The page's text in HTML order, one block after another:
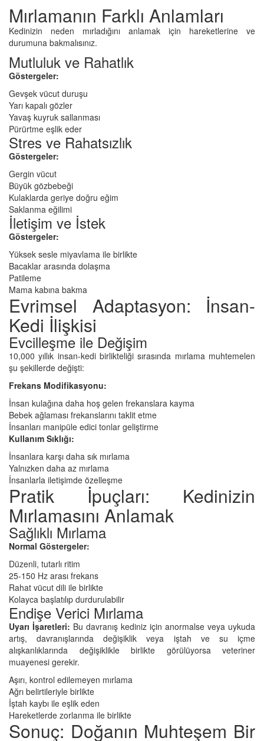
Mırlamanın Farklı Anlamları
Kedinizin neden mırladığını anlamak için hareketlerine ve
durumuna bakmalısınız.
Mutluluk ve Rahatlık
Göstergeler:
Gevşek vücut duruşu
Yarı kapalı gözler
Yavaş kuyruk sallanması
Pürürtme eşlik eder
Stres ve Rahatsızlık
Göstergeler:
Gergin vücut
Büyük gözbebeği
Kulaklarda geriye doğru eğim
Saklanma eğilimi
İletişim ve İstek
Göstergeler:
Yüksek sesle miyavlama ile birlikte
Bacaklar arasında dolaşma
Patileme
Mama kabına bakma
Evrimsel Adaptasyon: İnsan-
Kedi İlişkisi
Evcilleşme ile Değişim
10,000 yıllık insan-kedi birlikteliği sırasında mırlama muhtemelen
şu şekillerde değişti:
Frekans Modifikasyonu:
İnsan kulağına daha hoş gelen frekanslara kayma
Bebek ağlaması frekanslarını taklit etme
İnsanları manipüle edici tonlar geliştirme
Kullanım Sıklığı:
İnsanlara karşı daha sık mırlama
Yalnızken daha az mırlama
İnsanlarla iletişimde özelleşme
Pratik İpuçları: Kedinizin
Mırlamasını Anlamak
Sağlıklı Mırlama
Normal Göstergeler:
Düzenli, tutarlı ritim
25-150 Hz arası frekans
Rahat vücut dili ile birlikte
Kolayca başlatılıp durdurulabilir
Endişe Verici Mırlama
Uyarı İşaretleri: Bu davranış kediniz için anormalse veya uykuda
artış, davranışlarında değişiklik veya iştah ve su içme
alışkanlıklarında değişiklikle birlikte görülüyorsa veteriner
muayenesi gerekir.
Aşırı, kontrol edilemeyen mırlama
Ağrı belirtileriyle birlikte
İştah kaybı ile eşlik eden
Hareketlerde zorlanma ile birlikte
Sonuç: Doğanın Muhteşem Bir